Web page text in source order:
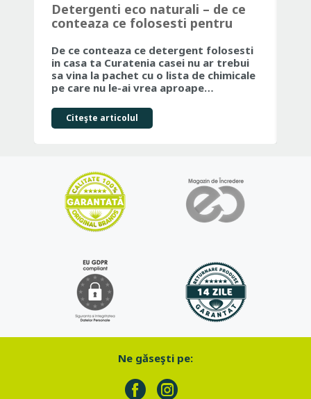
Detergenti eco naturali – de ce
conteaza ce folosesti pentru
De ce conteaza ce detergent folosesti
in casa ta Curatenia casei nu ar trebui
sa vina la pachet cu o lista de chimicale
pe care nu le-ai vrea aproape…
Citeşte articolul
Ne găseşti pe: